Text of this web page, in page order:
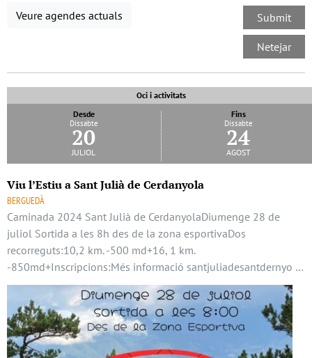
Veure agendes actuals
Oci i activitats
Desde
Dissabte
20
juliol
Fins
Dissabte
24
agost
Viu l’Estiu a Sant Julià de Cerdanyola
BERGUEDÀ
Caminada 2024 Sant Julià de CerdanyolaDiumenge 28 de
juliol Sortida a les 8h des de la zona esportivaDos
recorreguts:10,2 km. -500 md+16, 1 km.
-850md+Inscripcions:Més informació santjuliadesantdernyo …